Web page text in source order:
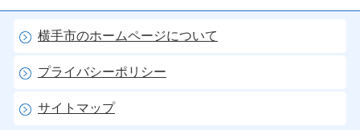
横手市のホームページについて
プライバシーポリシー
サイトマップ